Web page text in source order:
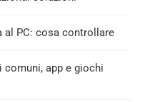
al PC: cosa controllare
comuni, app e giochi